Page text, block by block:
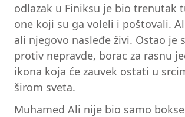
odlazak u Finiksu je bio trenutak
one koji su ga voleli i poštovali.
ali njegovo nasleđe živi. Ostao je
protiv nepravde, borac za rasnu
ikona koja će zauvek ostati u
širom sveta.
Muhamed Ali nije bio samo